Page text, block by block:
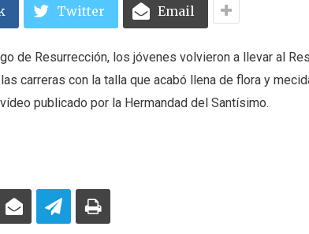
Twitter Email
de Resurrección, los jóvenes volvieron a llevar al
carreras con la talla que acabó llena de flora y
publicado por la Hermandad del Santísimo.